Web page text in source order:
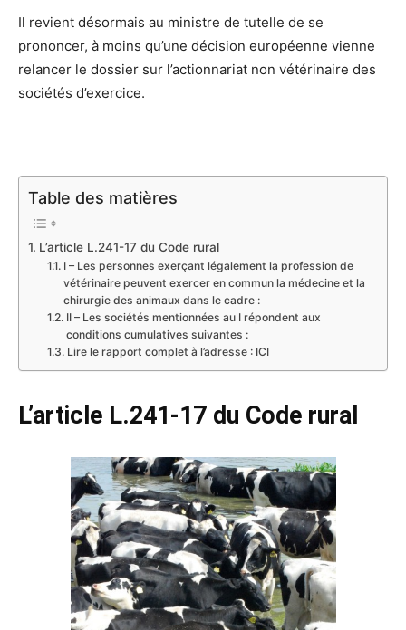
Il revient désormais au ministre de tutelle de se
prononcer, à moins qu’une décision européenne vienne
relancer le dossier sur l’actionnariat non vétérinaire des
sociétés d’exercice.
Table des matières
L’article L.241-17 du Code rural
I – Les personnes exerçant légalement la profession de
vétérinaire peuvent exercer en commun la médecine et la
chirurgie des animaux dans le cadre :
II – Les sociétés mentionnées au I répondent aux
conditions cumulatives suivantes :
Lire le rapport complet à l’adresse : ICI
L’article L.241-17 du Code rural